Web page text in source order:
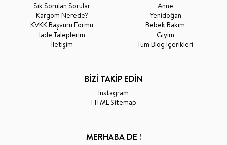
Sık Sorulan Sorular
Kargom Nerede?
KVKK Başvuru Formu
İade Taleplerim
İletişim
Anne
Yenidoğan
Bebek Bakım
Giyim
Tüm Blog İçerikleri
BİZİ TAKİP EDİN
Instagram
HTML Sitemap
MERHABA DE !